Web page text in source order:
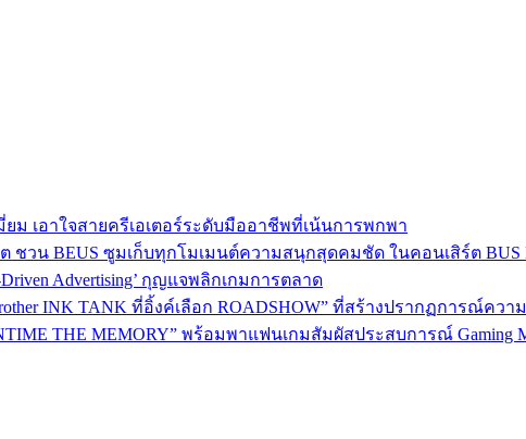
ยม เอาใจสายครีเอเตอร์ระดับมืออาชีพที่เน้นการพกพา
ชวน BEUS ซูมเก็บทุกโมเมนต์ความสนุกสุดคมชัด ในคอนเสิร์ต BUS
Advertising’ กุญแจพลิกเกมการตลาด
INK TANK ที่อิ้งค์เลือก ROADSHOW” ที่สร้างปรากฏการณ์ค
THE MEMORY” พร้อมพาแฟนเกมสัมผัสประสบการณ์ Gaming